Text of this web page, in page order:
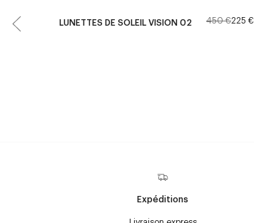
LUNETTES DE SOLEIL VISION 02 450 €225 €
Expéditions